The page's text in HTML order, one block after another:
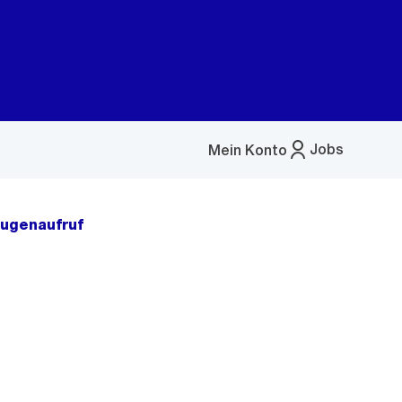
Jobs
Mein Konto
Menü